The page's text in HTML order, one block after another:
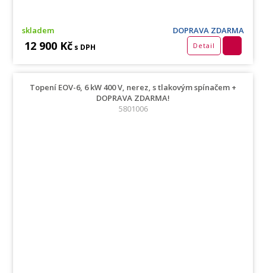
skladem DOPRAVA ZDARMA
12 900 Kč s DPH Detail
Topení EOV-6, 6 kW 400 V, nerez, s tlakovým spínačem +
DOPRAVA ZDARMA!
5801006